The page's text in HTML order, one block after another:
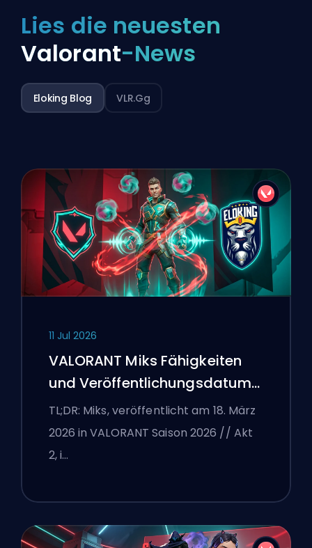
Lies die neuesten
Valorant-News
Eloking Blog VLR.gg
11 Jul 2026
VALORANT Miks Fähigkeiten
und Veröffentlichungsdatum
erklärt
TL;DR: Miks, veröffentlicht am 18. März
2026 in VALORANT Saison 2026 // Akt
2, i…